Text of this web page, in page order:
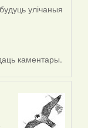
улічаныя
каментары.